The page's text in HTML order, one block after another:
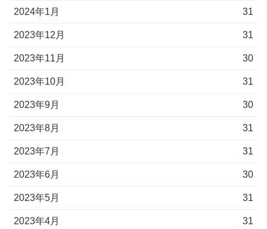
2024年1月 31
2023年12月 31
2023年11月 30
2023年10月 31
2023年9月 30
2023年8月 31
2023年7月 31
2023年6月 30
2023年5月 31
2023年4月 31